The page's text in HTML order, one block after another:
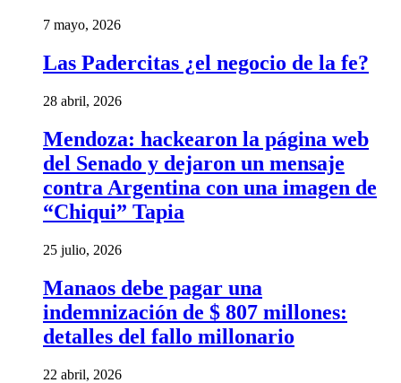
7 mayo, 2026
Las Padercitas ¿el negocio de la fe?
28 abril, 2026
Mendoza: hackearon la página web
del Senado y dejaron un mensaje
contra Argentina con una imagen de
“Chiqui” Tapia
25 julio, 2026
Manaos debe pagar una
indemnización de $ 807 millones:
detalles del fallo millonario
22 abril, 2026